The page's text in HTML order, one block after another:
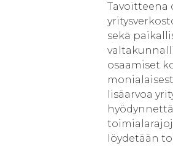
Tavoitteena
sekä
osaamiset
lisäarvoa
löydetään